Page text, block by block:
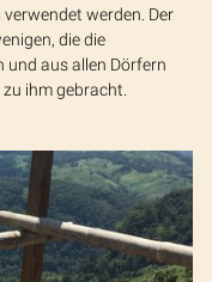
verwendet werden. Der
die die
und aus allen Dörfern
ihm gebracht.